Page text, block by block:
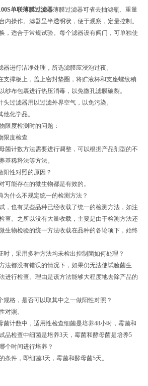
单联薄膜过滤器薄膜过滤器可省去抽滤瓶、重量
内操作。滤器呈半透明状，便于观察，定量控制。
，适合于常规试验。每个滤器设有阀门，可单独使
进行洁净处理，所选滤膜应浸泡过夜。
撑板上，盖上密封垫圈，将贮液杯和支座螺纹稍
纱布包裹进行热压消毒，以免微孔滤膜破裂。
过滤器用以过滤外界空气，以免污染。
化学品。
度检测时的问题：
度检查
计数方法需要进行调整，可以根据产品剂型的不
基稀释法等方法。
性对照的原因？
能存在的微生物都是有效的。
什么不规定统一的检测方法？
也有某些品种已经收载了统一的检测方法，如注
查。之所以没有大量收载，主要是由于检测方法还
生物检验的统一方法收载在品种的各论项下，始终
，采用多种方法均未检出控制菌如何处理？
都没有错误的情况下，如果仍无法使试验菌生
进行检查。理由是该方法能够大程度地去除产品的
格，是否可以取其中之一做阳性对照？
照。
计数中，适用性检查细菌是培养48小时，霉菌和
品检查中细菌是培养3天，霉菌和酵母菌是培养5
个时间进行培养？
件，即细菌3天，霉菌和酵母菌5天。